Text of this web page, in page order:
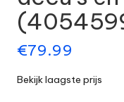
€79.99
Bekijk laagste prijs